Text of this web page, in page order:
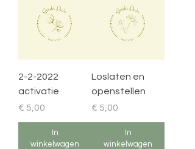
2-2-2022
activatie
Prijs
€ 5,00
In
winkelwagen
Loslaten en
openstellen
Prijs
€ 5,00
In
winkelwagen